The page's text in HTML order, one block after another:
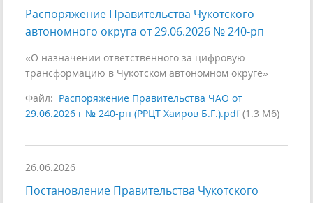
Распоряжение Правительства Чукотского
автономного округа от 29.06.2026 № 240‑рп
«О назначении ответственного за цифровую
трансформацию в Чукотском автономном округе»
Файл: Распоряжение Правительства ЧАО от
29.06.2026 г № 240-рп (РРЦТ Хаиров Б.Г.).pdf(1.3 Мб)
26.06.2026
Постановление Правительства Чукотского